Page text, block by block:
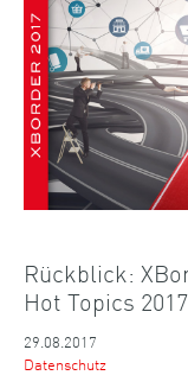
Rückblick:
Hot Topics 2017
29.08.2017
Datenschutz